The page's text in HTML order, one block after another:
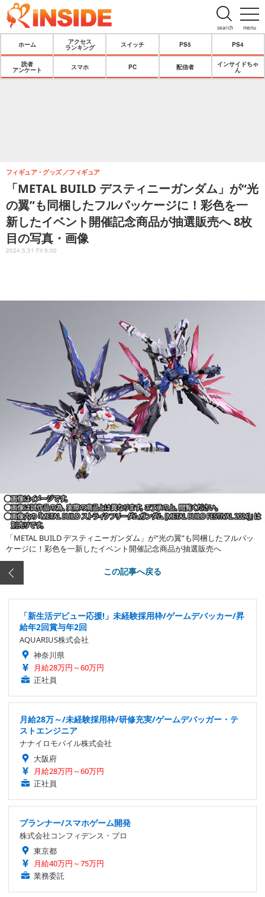
menu
search
ホーム
アクセス
ランキング
スイッチ PS5 PS4
読者
アンケート
スマホ PC 配信者
インサイドちゃ
ん
「METAL BUILD デスティニーガンダム」が“光
の翼”も同梱したフルパッケージに！彩色を一
新したイベント開催記念商品が抽選販売へ 8枚
目の写真・画像
フィギュア・グッズ フィギュア
2024.5.31 Fri 9:00
「METAL BUILD デスティニーガンダム」が“光の翼”も同梱したフルパッ
ケージに！彩色を一新したイベント開催記念商品が抽選販売へ
この記事へ戻る
「新生活デビュー応援!」未経験採用枠/ゲームデバッカー/昇
給年2回賞与年2回
AQUARIUS株式会社
神奈川県
月給28万円～60万円
正社員
月給28万～/未経験採用枠/研修充実/ゲームデバッガー・テ
ストエンジニア
ナナイロモバイル株式会社
大阪府
月給28万円～60万円
正社員
プランナー/スマホゲーム開発
株式会社コンフィデンス・プロ
東京都
月給40万円～75万円
業務委託